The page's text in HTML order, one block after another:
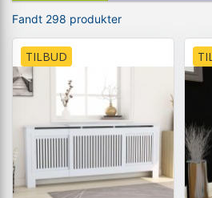
Fandt 298 produkter
TILBUD